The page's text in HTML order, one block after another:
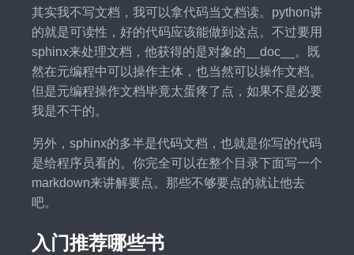
其实我不写文档，我可以拿代码当文档读。python讲
的就是可读性，好的代码应该能做到这点。不过要用
sphinx来处理文档，他获得的是对象的__doc__。既
然在元编程中可以操作主体，也当然可以操作文档。
但是元编程操作文档毕竟太蛋疼了点，如果不是必要
我是不干的。
另外，sphinx的多半是代码文档，也就是你写的代码
是给程序员看的。你完全可以在整个目录下面写一个
markdown来讲解要点。那些不够要点的就让他去
吧。
入门推荐哪些书